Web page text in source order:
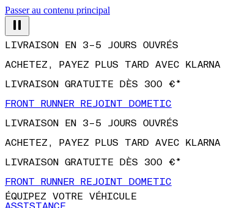
Passer au contenu principal
LIVRAISON EN 3–5 JOURS OUVRÉS
ACHETEZ, PAYEZ PLUS TARD AVEC KLARNA
LIVRAISON GRATUITE DÈS 300 €*
FRONT RUNNER REJOINT DOMETIC
LIVRAISON EN 3–5 JOURS OUVRÉS
ACHETEZ, PAYEZ PLUS TARD AVEC KLARNA
LIVRAISON GRATUITE DÈS 300 €*
FRONT RUNNER REJOINT DOMETIC
ÉQUIPEZ VOTRE VÉHICULE